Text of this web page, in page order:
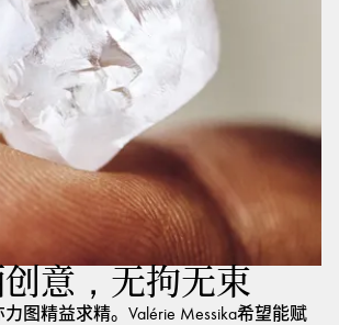
意，无拘无束
图精益求精。Valérie Messika希望能赋